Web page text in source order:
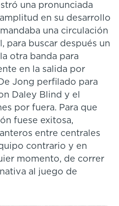
una pronunciada
en su desarrollo
una circulación
para buscar después un
otra banda para
en la salida por
Jong perfilado para
Daley Blind y el
por fuera. Para que
fuese exitosa,
entre centrales
contrario y en
momento, de correr
al juego de